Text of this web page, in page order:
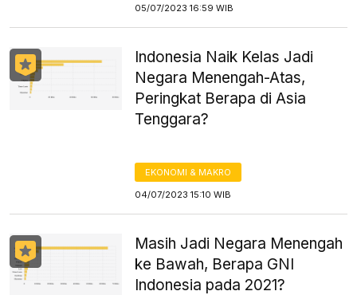
05/07/2023 16:59 WIB
Indonesia Naik Kelas Jadi
Negara Menengah-Atas,
Peringkat Berapa di Asia
Tenggara?
EKONOMI & MAKRO
04/07/2023 15:10 WIB
Masih Jadi Negara Menengah
ke Bawah, Berapa GNI
Indonesia pada 2021?